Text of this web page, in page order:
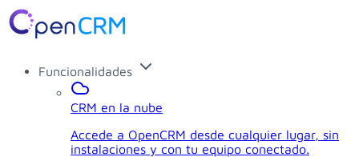
Funcionalidades
CRM en la nube
Accede a OpenCRM desde cualquier lugar, sin
instalaciones y con tu equipo conectado.